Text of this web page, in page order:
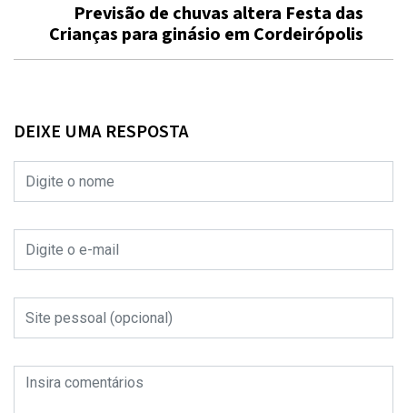
Previsão de chuvas altera Festa das
Crianças para ginásio em Cordeirópolis
DEIXE UMA RESPOSTA